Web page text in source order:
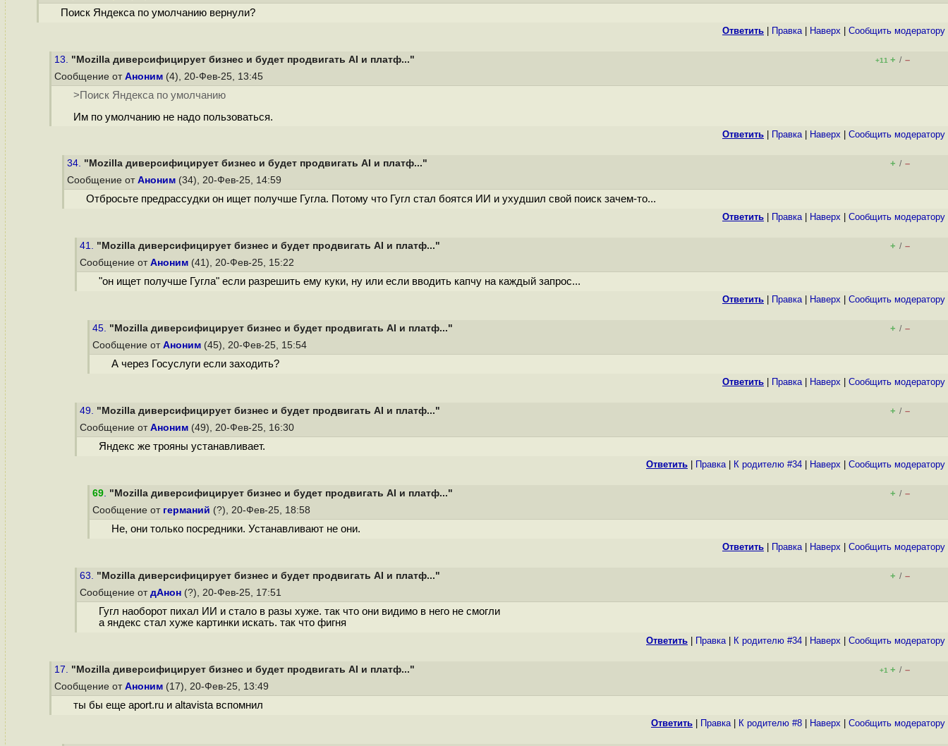
Поиск Яндекса по умолчанию вернули?
Ответить Правка| Наверх Cообщить модератору
13. "Mozilla диверсифицирует бизнес и будет продвигать AI и платф..." +11 + / –
Сообщение от Аноним (4), 20-Фев-25, 13:45
>Поиск Яндекса по умолчанию
Им по умолчанию не надо пользоваться.
Ответить Правка| Наверх Cообщить модератору
34. "Mozilla диверсифицирует бизнес и будет продвигать AI и платф..." + / –
Сообщение от Аноним (34), 20-Фев-25, 14:59
Отбросьте предрассудки он ищет получше Гугла. Потому что Гугл стал боятся ИИ и ухудшил свой поиск зачем-то...
Ответить Правка| Наверх Cообщить модератору
41. "Mozilla диверсифицирует бизнес и будет продвигать AI и платф..." + / –
Сообщение от Аноним (41), 20-Фев-25, 15:22
"он ищет получше Гугла" если разрешить ему куки, ну или если вводить капчу на каждый запрос...
Ответить Правка| Наверх Cообщить модератору
45. "Mozilla диверсифицирует бизнес и будет продвигать AI и платф..." + / –
Сообщение от Аноним (45), 20-Фев-25, 15:54
А через Госуслуги если заходить?
Ответить Правка| Наверх Cообщить модератору
49. "Mozilla диверсифицирует бизнес и будет продвигать AI и платф..." + / –
Сообщение от Аноним (49), 20-Фев-25, 16:30
Яндекс же трояны устанавливает.
Ответить Правка| К родителю #34 Наверх Cообщить модератору
69. "Mozilla диверсифицирует бизнес и будет продвигать AI и платф..." + / –
Сообщение от германий (?), 20-Фев-25, 18:58
Не, они только посредники. Устанавливают не они.
Ответить Правка| Наверх Cообщить модератору
63. "Mozilla диверсифицирует бизнес и будет продвигать AI и платф..." + / –
Сообщение от дАнон (?), 20-Фев-25, 17:51
Гугл наоборот пихал ИИ и стало в разы хуже. так что они видимо в него не смогли
а яндекс стал хуже картинки искать. так что фигня
Ответить Правка| К родителю #34 Наверх Cообщить модератору
17. "Mozilla диверсифицирует бизнес и будет продвигать AI и платф..." +1 + / –
Сообщение от Аноним (17), 20-Фев-25, 13:49
ты бы еще aport.ru и altavista вспомнил
Ответить Правка| К родителю #8 Наверх Cообщить модератору